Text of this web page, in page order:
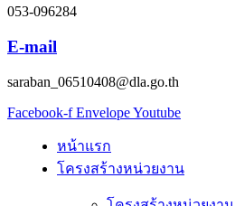
053-096284
E-mail
saraban_06510408@dla.go.th
Facebook-f EnvelopeYoutube
หน้าแรก
โครงสร้างหน่วยงาน